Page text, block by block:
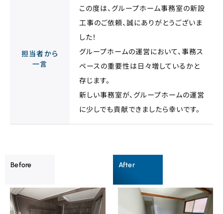
担当者から
一言
この度は、グループホーム事務室の新設
工事のご依頼、誠にありがとうございま
した！
グループホームの運営において、事務ス
ペースの重要性は日々増しているかと
存じます。
新しい事務室が、グループホームの運営
に少しでも貢献できましたら幸いです。